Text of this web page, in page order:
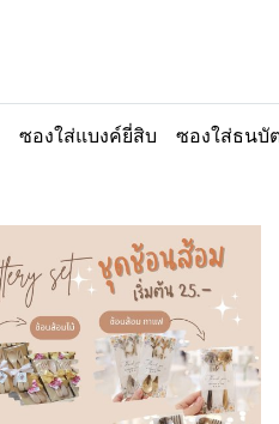
ซองใส่แบงค์ยี่สิบ ซองใส่ธนบั